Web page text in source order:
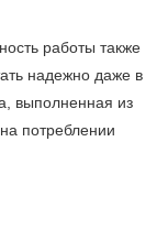
работы также
надежно даже в
выполненная из
потреблении